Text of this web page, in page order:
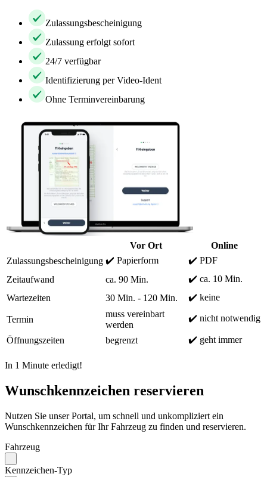
Zulassungsbescheinigung
Zulassung erfolgt sofort
24/7 verfügbar
Identifizierung per Video-Ident
Ohne Terminvereinbarung
Vor Ort
Online
Zulassungsbescheinigung ✔️ Papierform
✔️ PDF
Zeitaufwand
ca. 90 Min.
✔️ ca. 10 Min.
Wartezeiten
30 Min. - 120 Min. ✔️ keine
Termin
muss vereinbart
werden
✔️ nicht notwendig
Öffnungszeiten begrenzt ✔️ geht immer
In 1 Minute erledigt!
Wunschkennzeichen reservieren
Nutzen Sie unser Portal, um schnell und unkompliziert ein
Wunschkennzeichen für Ihr Fahrzeug zu finden und reservieren.
Fahrzeug
Kennzeichen-Typ